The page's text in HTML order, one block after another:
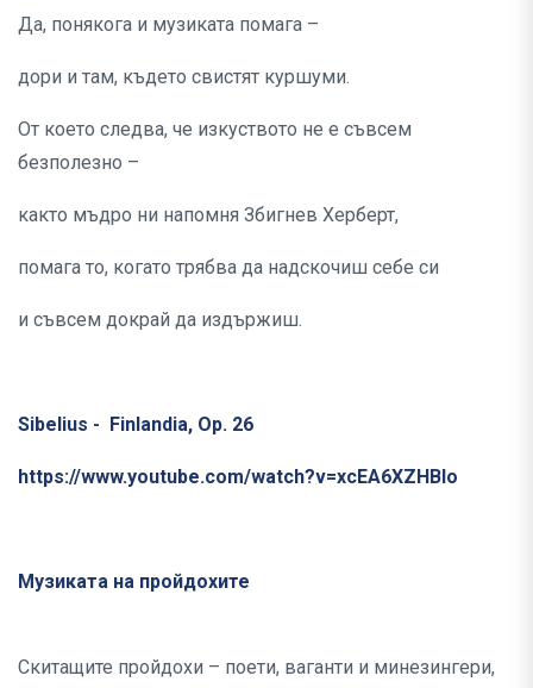
Да, понякога и музиката помага –
дори и там, където свистят куршуми.
От което следва, че изкуството не е съвсем
безполезно –
както мъдро ни напомня Збигнев Херберт,
помага то, когато трябва да надскочиш себе си
и съвсем докрай да издържиш.
Sibelius - Finlandia, Op. 26
https://www.youtube.com/watch?v=xcEA6XZHBlo
Музиката на пройдохите
Скитащите пройдохи – поети, ваганти и минезингери,